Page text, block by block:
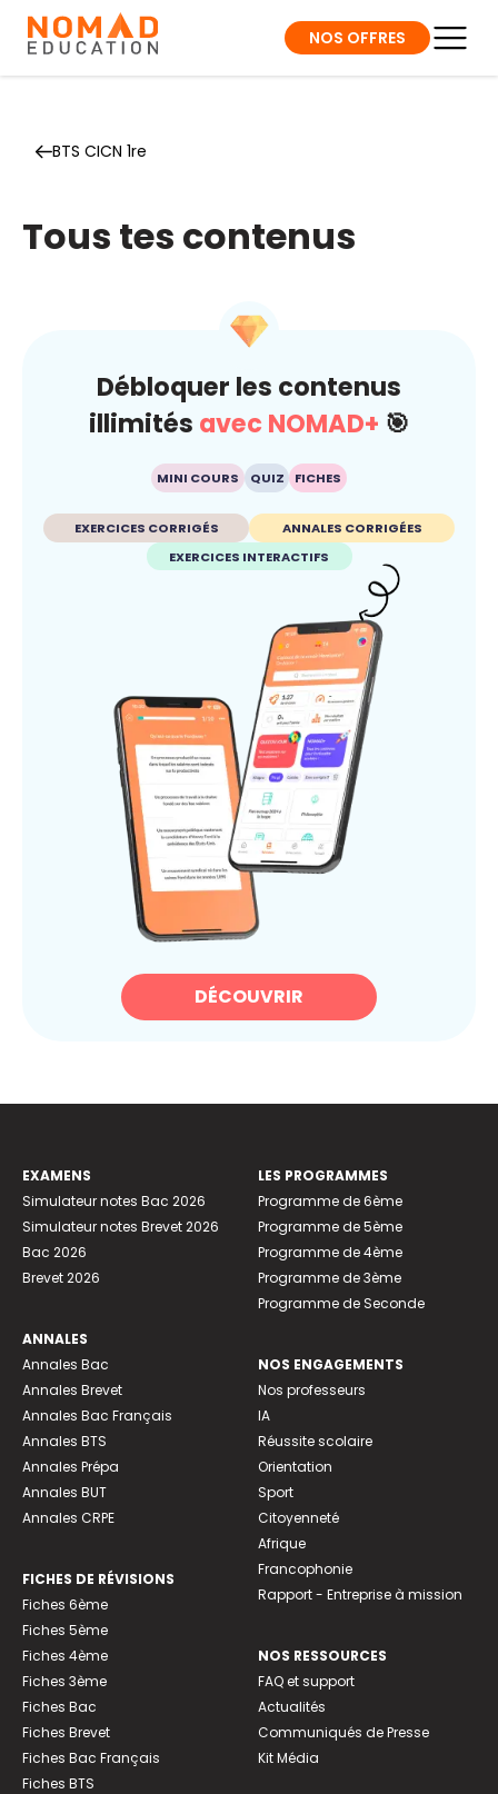
NOS OFFRES
BTS CICN 1re
Tous tes contenus
Débloquer les contenus
illimités avec NOMAD+ 🎯
MINI COURS QUIZ FICHES
EXERCICES CORRIGÉS
ANNALES CORRIGÉES
EXERCICES INTERACTIFS
DÉCOUVRIR
EXAMENS
Simulateur notes Bac 2026
Simulateur notes Brevet 2026
Bac 2026
Brevet 2026
ANNALES
Annales Bac
Annales Brevet
Annales Bac Français
Annales BTS
Annales Prépa
Annales BUT
Annales CRPE
FICHES DE RÉVISIONS
Fiches 6ème
Fiches 5ème
Fiches 4ème
Fiches 3ème
Fiches Bac
Fiches Brevet
Fiches Bac Français
Fiches BTS
LES PROGRAMMES
Programme de 6ème
Programme de 5ème
Programme de 4ème
Programme de 3ème
Programme de Seconde
NOS ENGAGEMENTS
Nos professeurs
IA
Réussite scolaire
Orientation
Sport
Citoyenneté
Afrique
Francophonie
Rapport - Entreprise à mission
NOS RESSOURCES
FAQ et support
Actualités
Communiqués de Presse
Kit Média